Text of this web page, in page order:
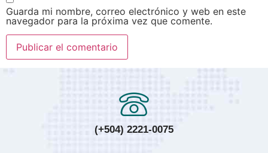
Guarda mi nombre, correo electrónico y web en este
navegador para la próxima vez que comente.
(+504) 2221-0075